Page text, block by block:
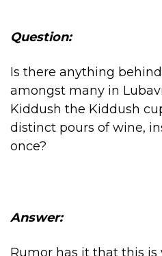
Question:
Is there anything
amongst many in
Kiddush the Kiddush
distinct pours of wine,
once?
Answer:
Rumor has it that this